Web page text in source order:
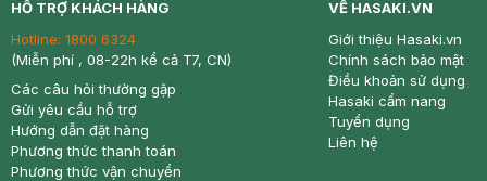
HỖ TRỢ KHÁCH HÀNG
Hotline: 1800 6324
(Miễn phí , 08-22h kể cả T7, CN)
Các câu hỏi thường gặp
Gửi yêu cầu hỗ trợ
Hướng dẫn đặt hàng
Phương thức thanh toán
Phương thức vận chuyển
VỀ HASAKI.VN
Giới thiệu Hasaki.vn
Chính sách bảo mật
Điều khoản sử dụng
Hasaki cẩm nang
Tuyển dụng
Liên hệ